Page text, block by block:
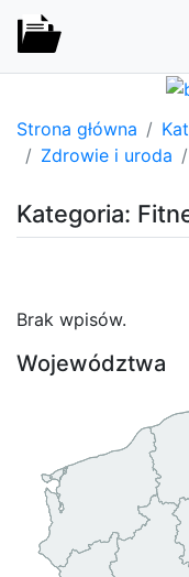
Strona główna
Zdrowie i uroda
Kategoria:
Brak wpisów.
Województwa